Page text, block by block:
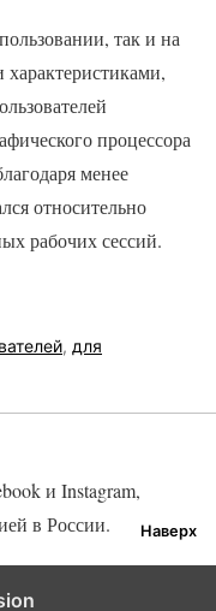
так и на
процессора
менее
относительно
рабочих сессий.
, для
Наверх
и Instagram,
в России.